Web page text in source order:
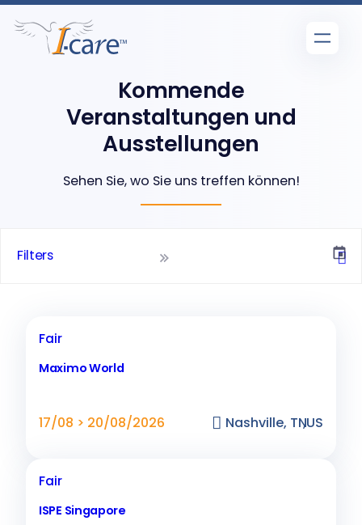
Direkt
zum
Kommende
Veranstaltungen und
Ausstellungen
Sehen Sie, wo Sie uns treffen können!
Filters
Fair
Maximo World
17/08 > 20/08/2026 Nashville, TN,US
Fair
ISPE Singapore